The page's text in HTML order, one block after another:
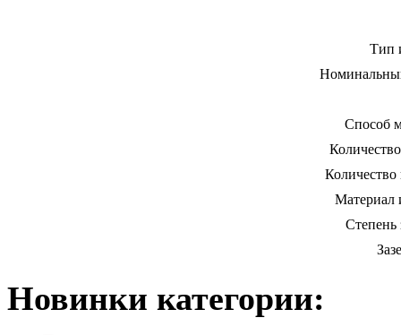
Тип
Способ
Материал
Новинки категории: